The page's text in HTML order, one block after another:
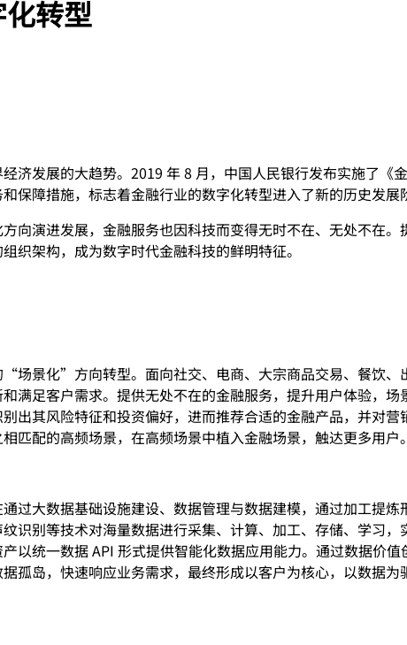
转型
济发展的大趋势。2019 年 8 月，中国人民银行发布实施了
保障措施，标志着金融行业的数字化转型进入了新的历史发展
向演进发展，金融服务也因科技⽽变得⽆时不在、⽆处不在
织架构，成为数字时代金融科技的鲜明特征。
场景化”方向转型。面向社交、电商、大宗商品交易、餐饮
满足客户需求。提供无处不在的金融服务，提升用户体验，
出其风险特征和投资偏好，进而推荐合适的金融产品，并对
匹配的高频场景，在高频场景中植入金融场景，触达更多用户。
过大数据基础设施建设、数据管理与数据建模，通过加工提
识别等技术对海量数据进⾏采集、计算、加⼯、存储、学习
以统⼀数据 API 形式提供智能化数据应⽤能⼒。通过数据价
孤岛，快速响应业务需求，最终形成以客户为核⼼，以数据